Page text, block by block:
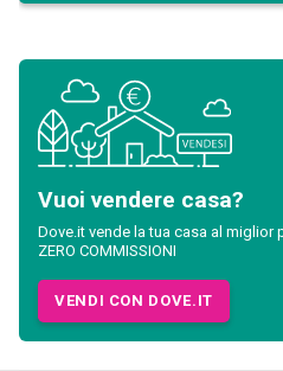
Vuoi vendere casa?
Dove.it vende la tua casa al miglior
ZERO COMMISSIONI
VENDI CON DOVE.IT